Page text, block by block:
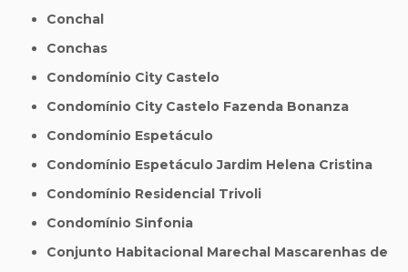
Conchal
Conchas
Condomínio City Castelo
Condomínio City Castelo Fazenda Bonanza
Condomínio Espetáculo
Condomínio Espetáculo Jardim Helena Cristina
Condomínio Residencial Trivoli
Condomínio Sinfonia
Conjunto Habitacional Marechal Mascarenhas de